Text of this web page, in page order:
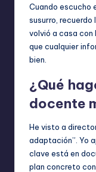
Cuando escucho
susurro, recuerdo
volvió a casa con
que cualquier
bien.
¿Qué
docente
He visto a
adaptación”. Yo
clave está en
plan concreto